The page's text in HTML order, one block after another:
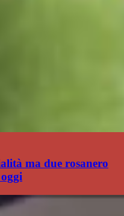
ma due rosanero